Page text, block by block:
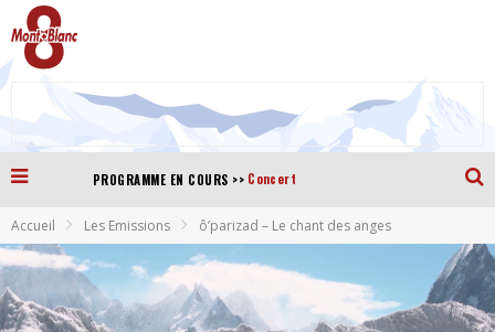
PROGRAMME EN COURS >>
Concert
Accueil Les Emissions ô’parizad – Le chant des anges